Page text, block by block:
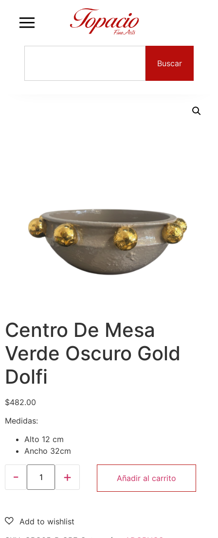
Buscar
Centro De Mesa
Verde Oscuro Gold
Dolfi
$482.00
Medidas:
Alto 12 cm
Ancho 32cm
Añadir al carrito